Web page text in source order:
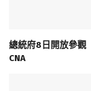
總統府8日開放參
CNA